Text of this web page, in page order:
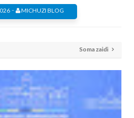
- MICHUZI BLOG
Soma zaidi